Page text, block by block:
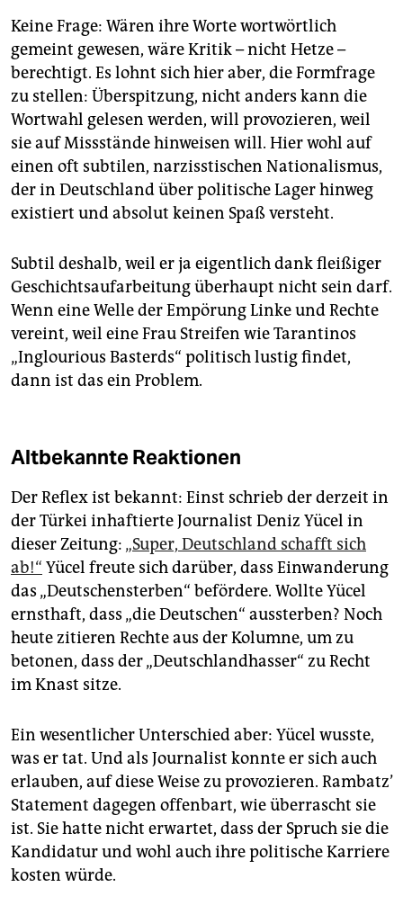
Keine Frage: Wären ihre Worte wortwörtlich
gemeint gewesen, wäre Kritik – nicht Hetze –
berechtigt. Es lohnt sich hier aber, die Formfrage
zu stellen: Überspitzung, nicht anders kann die
Wortwahl gelesen werden, will provozieren, weil
sie auf Missstände hinweisen will. Hier wohl auf
einen oft subtilen, narzisstischen Nationalismus,
der in Deutschland über politische Lager hinweg
existiert und absolut keinen Spaß versteht.
Subtil deshalb, weil er ja eigentlich dank fleißiger
Geschichtsaufarbeitung überhaupt nicht sein darf.
Wenn eine Welle der Empörung Linke und Rechte
vereint, weil eine Frau Streifen wie Tarantinos
„Inglourious Basterds“ politisch lustig findet,
dann ist das ein Problem.
Altbekannte Reaktionen
Der Reflex ist bekannt: Einst schrieb der derzeit in
der Türkei inhaftierte Journalist Deniz Yücel in
dieser Zeitung: „Super, Deutschland schafft sich
ab!“ Yücel freute sich darüber, dass Einwanderung
das „Deutschensterben“ befördere. Wollte Yücel
ernsthaft, dass „die Deutschen“ aussterben? Noch
heute zitieren Rechte aus der Kolumne, um zu
betonen, dass der „Deutschlandhasser“ zu Recht
im Knast sitze.
Ein wesentlicher Unterschied aber: Yücel wusste,
was er tat. Und als Journalist konnte er sich auch
erlauben, auf diese Weise zu provozieren. Rambatz’
Statement dagegen offenbart, wie überrascht sie
ist. Sie hatte nicht erwartet, dass der Spruch sie die
Kandidatur und wohl auch ihre politische Kar­rie­re
kosten würde.